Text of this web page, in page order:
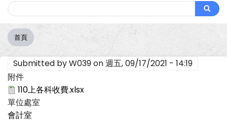
Search
Search
導
航
連
結
首頁
Submitted byW039on週五, 09/17/2021 - 14:19
附件
110上各科收費.xlsx
單位處室
會計室